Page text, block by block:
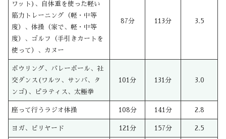
ワット)、自体重を使った軽い
筋力トレーニング（軽・中等
度）、体操（家で、軽・中等
度）、ゴルフ（手引きカートを
使って）、カヌー
87分 113分 3.5
ボウリング、バレーボール、社
交ダンス(ワルツ、サンバ、タ
ンゴ)、ピラティス、太極拳
101分 131分 3.0
座って行うラジオ体操 108分 141分 2.8
ヨガ、ビリヤード 121分 157分 2.5